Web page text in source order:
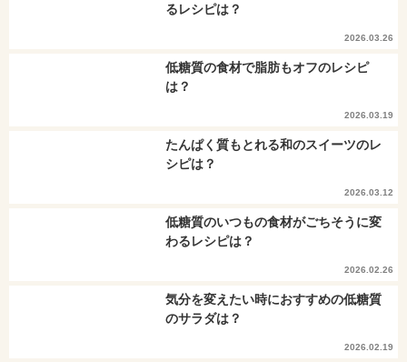
るレシピは？
2026.03.26
低糖質の食材で脂肪もオフのレシピ
は？
2026.03.19
たんぱく質もとれる和のスイーツのレ
シピは？
2026.03.12
低糖質のいつもの食材がごちそうに変
わるレシピは？
2026.02.26
気分を変えたい時におすすめの低糖質
のサラダは？
2026.02.19